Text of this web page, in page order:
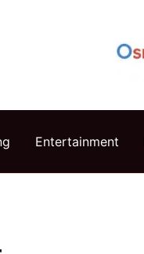
Entertainment